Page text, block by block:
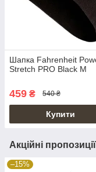
Шапка Fahrenheit
Stretch PRO Black M
459 ₴ 540 ₴
Купити
Акційні
–15%